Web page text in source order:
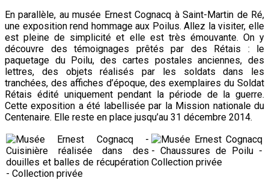
En parallèle, au musée Ernest Cognacq à Saint-Martin de Ré,
une exposition rend hommage aux Poilus. Allez la visiter, elle
est pleine de simplicité et elle est très émouvante. On y
découvre des témoignages prêtés par des Rétais : le
paquetage du Poilu, des cartes postales anciennes, des
lettres, des objets réalisés par les soldats dans les
tranchées, des affiches d’époque, des exemplaires du Soldat
Rétais édité uniquement pendant la période de la guerre.
Cette exposition a été labellisée par la Mission nationale du
Centenaire. Elle reste en place jusqu’au 31 décembre 2014.